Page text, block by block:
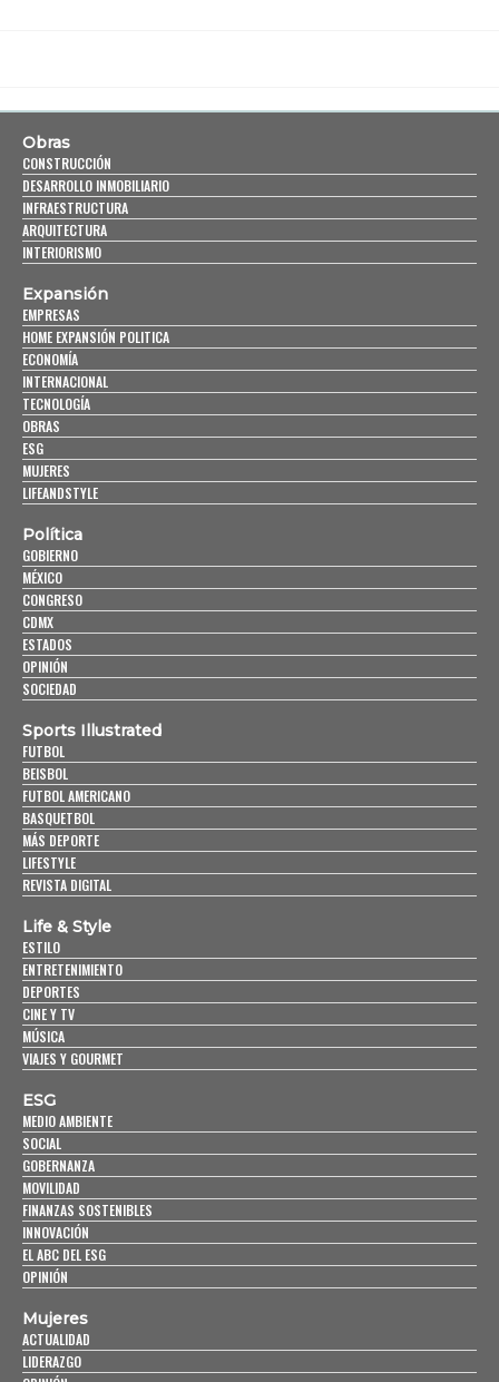
Obras
CONSTRUCCIÓN
DESARROLLO INMOBILIARIO
INFRAESTRUCTURA
ARQUITECTURA
INTERIORISMO
Expansión
EMPRESAS
HOME EXPANSIÓN POLITICA
ECONOMÍA
INTERNACIONAL
TECNOLOGÍA
OBRAS
ESG
MUJERES
LIFEANDSTYLE
Política
GOBIERNO
MÉXICO
CONGRESO
CDMX
ESTADOS
OPINIÓN
SOCIEDAD
Sports Illustrated
FUTBOL
BEISBOL
FUTBOL AMERICANO
BASQUETBOL
MÁS DEPORTE
LIFESTYLE
REVISTA DIGITAL
Life & Style
ESTILO
ENTRETENIMIENTO
DEPORTES
CINE Y TV
MÚSICA
VIAJES Y GOURMET
ESG
MEDIO AMBIENTE
SOCIAL
GOBERNANZA
MOVILIDAD
FINANZAS SOSTENIBLES
INNOVACIÓN
EL ABC DEL ESG
OPINIÓN
Mujeres
ACTUALIDAD
LIDERAZGO